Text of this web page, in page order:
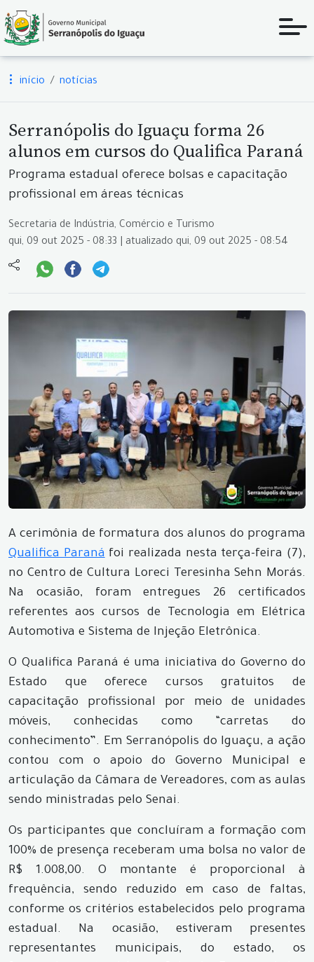
início notícias
Serranópolis do Iguaçu forma 26
alunos em cursos do Qualifica Paraná
Programa estadual oferece bolsas e capacitação
profissional em áreas técnicas
Secretaria de Indústria, Comércio e Turismo
qui, 09 out 2025 - 08:33 | atualizado qui, 09 out 2025 - 08:54
A cerimônia de formatura dos alunos do programa
Qualifica Paranáfoi realizada nesta terça-feira (7),
no Centro de Cultura Loreci Teresinha Sehn Morás.
Na ocasião, foram entregues 26 certificados
referentes aos cursos de Tecnologia em Elétrica
Automotiva e Sistema de Injeção Eletrônica.
O Qualifica Paraná é uma iniciativa do Governo do
Estado que oferece cursos gratuitos de
capacitação profissional por meio de unidades
móveis, conhecidas como “carretas do
conhecimento”. Em Serranópolis do Iguaçu, a ação
contou com o apoio do Governo Municipal e
articulação da Câmara de Vereadores, com as aulas
sendo ministradas pelo Senai.
Os participantes que concluíram a formação com
100% de presença receberam uma bolsa no valor de
R$ 1.008,00. O montante é proporcional à
frequência, sendo reduzido em caso de faltas,
conforme os critérios estabelecidos pelo programa
estadual. Na ocasião, estiveram presentes
representantes municipais, do estado, os